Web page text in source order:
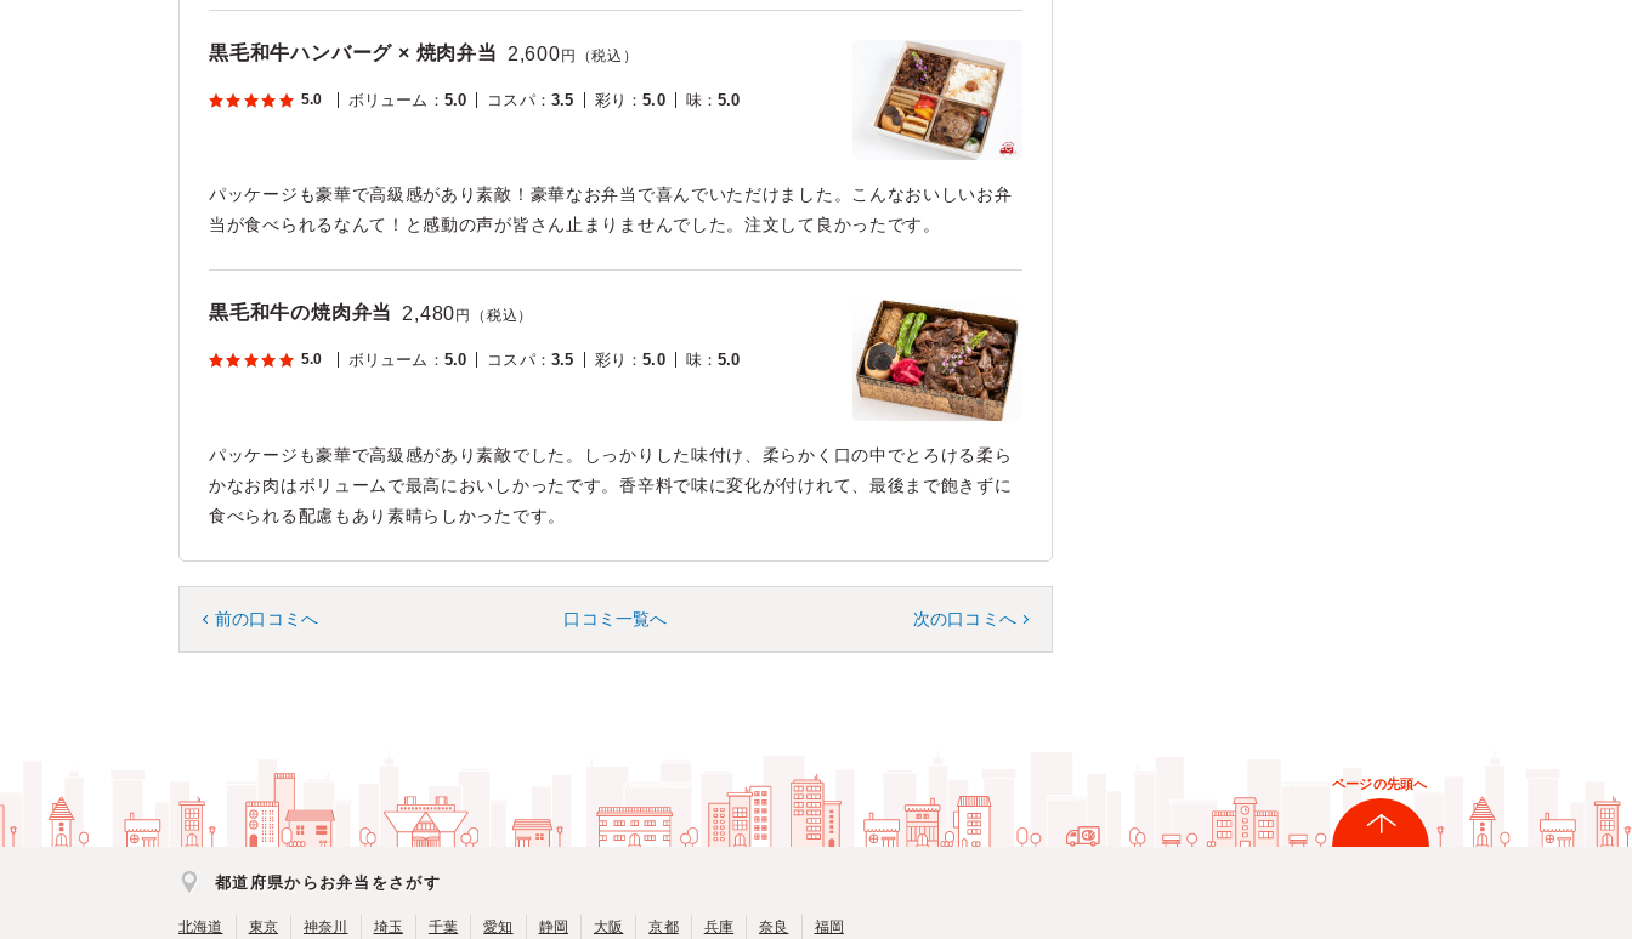
黒毛和牛ハンバーグ × 焼肉弁当 2,600 円（税込）
5.0 ボリューム ： 5.0 コスパ： 3.5 彩り ：5.0 味：5.0
パッケージも豪華で高級感があり素敵！豪華なお弁当で喜んでいただけました。こんなおいしいお弁
当が食べられるなんて！と感動の声が皆さん止まりませんでした。注文して良かったです。
黒毛和牛の焼肉弁当 2,480 円（税込）
5.0 ボリューム ： 5.0 コスパ： 3.5 彩り ：5.0 味：5.0
パッケージも豪華で高級感があり素敵でした。しっかりした味付け、柔らかく口の中でとろける柔ら
かなお肉はボリュームで最高においしかったです。香辛料で味に変化が付けれて、最後まで飽きずに
食べられる配慮もあり素晴らしかったです。
前の口コミへ 口コミ一覧へ 次の口コミへ
ページの先頭へ
都道府県からお弁当をさがす
北海道 東京 神奈川 埼玉 千葉 愛知 静岡 大阪 京都 兵庫 奈良 福岡